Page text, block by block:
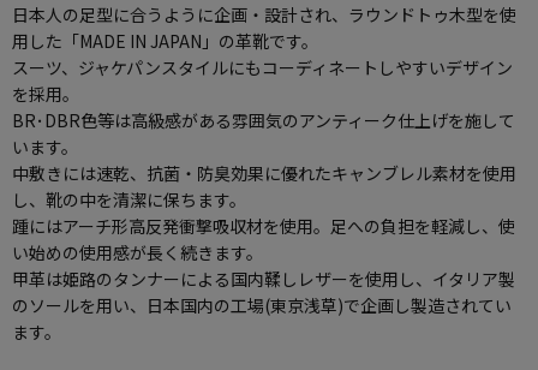
日本人の足型に合うように企画・設計され、ラウンドトゥ木型を使
用した「MADE IN JAPAN」の革靴です。
スーツ、ジャケパンスタイルにもコーディネートしやすいデザイン
を採用。
BR･DBR色等は高級感がある雰囲気のアンティーク仕上げを施して
います。
中敷きには速乾、抗菌・防臭効果に優れたキャンブレル素材を使用
し、靴の中を清潔に保ちます。
踵にはアーチ形高反発衝撃吸収材を使用。足への負担を軽減し、使
い始めの使用感が長く続きます。
甲革は姫路のタンナーによる国内鞣しレザーを使用し、イタリア製
のソールを用い、日本国内の工場(東京浅草)で企画し製造されてい
ます。